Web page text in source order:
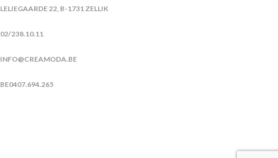
LELIEGAARDE 22, B-1731 ZELLIK
02/238.10.11
INFO@CREAMODA.BE
BE0407.694.265